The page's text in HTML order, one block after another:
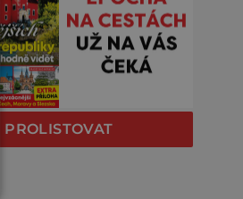
PROLISTOVAT